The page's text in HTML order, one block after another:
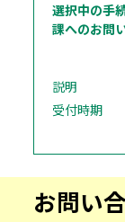
選択中の手
課へのお問
説明
受付時期
お問い